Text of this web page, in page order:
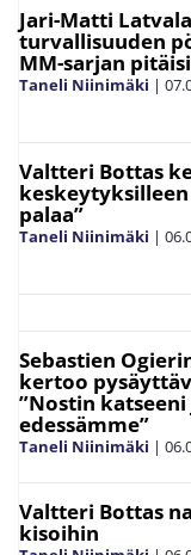
Jari-Matti
turvallisuuden
MM-sarjan
Taneli Niinimäki |
Valtteri Bottas
keskeytyksilleen
palaa”
Taneli Niinimäki |
Sebastien
kertoo
”Nostin
edessämme”
Taneli Niinimäki |
Valtteri Bottas
kisoihin